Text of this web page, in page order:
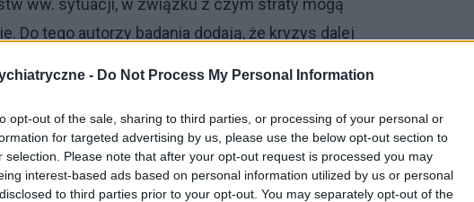
- Do Not Process My Personal Information
opt-out of the sale, sharing to third parties, or processing of your personal or
for targeted advertising by us, please use the below opt-out section to
selection. Please note that after your opt-out request is processed you may
interest-based ads based on personal information utilized by us or personal
to third parties prior to your opt-out. You may separately opt-out of the
ww. sytuacji, w związku z czym straty mogą
Do tego autorzy badania dodają, że kryzys dalej
pozbyć się skumulowanych przez wiele
inflacji nie gwarantuje, że teraz problem się
raportu pt. „Zdrowie psychiczne Polaków w
Polaków stwierdza, że doświadcza pogorszenia